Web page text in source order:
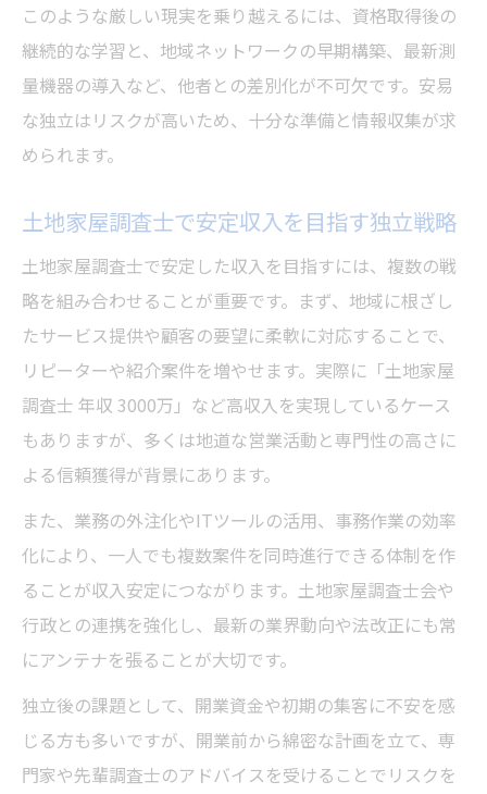
このような厳しい現実を乗り越えるには、資格取得後の
継続的な学習と、地域ネットワークの早期構築、最新測
量機器の導入など、他者との差別化が不可欠です。安易
な独立はリスクが高いため、十分な準備と情報収集が求
められます。
土地家屋調査士で安定収入を目指す独立戦略
土地家屋調査士で安定した収入を目指すには、複数の戦
略を組み合わせることが重要です。まず、地域に根ざし
たサービス提供や顧客の要望に柔軟に対応することで、
リピーターや紹介案件を増やせます。実際に「土地家屋
調査士 年収 3000万」など高収入を実現しているケース
もありますが、多くは地道な営業活動と専門性の高さに
よる信頼獲得が背景にあります。
また、業務の外注化やITツールの活用、事務作業の効率
化により、一人でも複数案件を同時進行できる体制を作
ることが収入安定につながります。土地家屋調査士会や
行政との連携を強化し、最新の業界動向や法改正にも常
にアンテナを張ることが大切です。
独立後の課題として、開業資金や初期の集客に不安を感
じる方も多いですが、開業前から綿密な計画を立て、専
門家や先輩調査士のアドバイスを受けることでリスクを